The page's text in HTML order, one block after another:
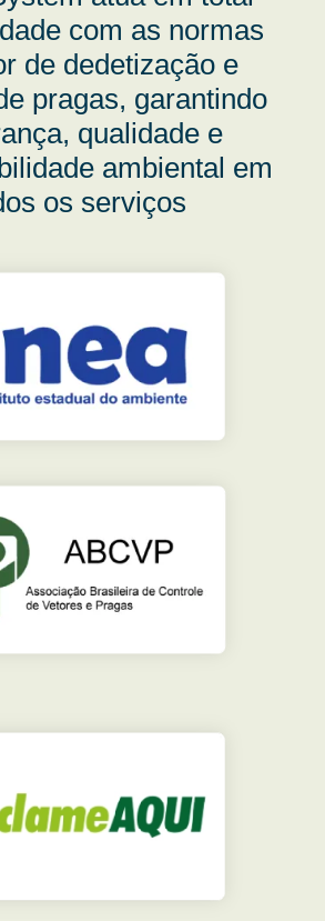
com as normas
de dedetização e
pragas, garantindo
qualidade e
ambiental em
os serviços